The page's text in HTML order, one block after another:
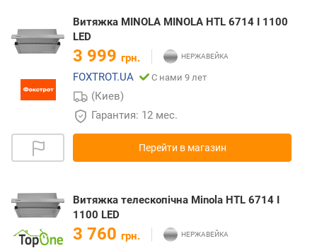
Витяжка MINOLA MINOLA HTL 6714 I 1100
LED
3 999 грн.
FOXTROT.UA
С нами 9 лет
(Киев)
Гарантия: 12 мес.
Перейти в магазин
Витяжка телескопічна Minola HTL 6714 I
1100 LED
3 760 грн.